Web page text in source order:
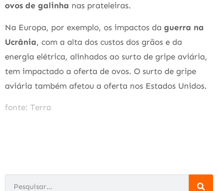
ovos de galinha nas prateleiras.
Na Europa, por exemplo, os impactos da guerra na
Ucrânia, com a alta dos custos dos grãos e da
energia elétrica, alinhados ao surto de gripe aviária,
tem impactado a oferta de ovos. O surto de gripe
aviária também afetou a oferta nos Estados Unidos.
fonte: Terra